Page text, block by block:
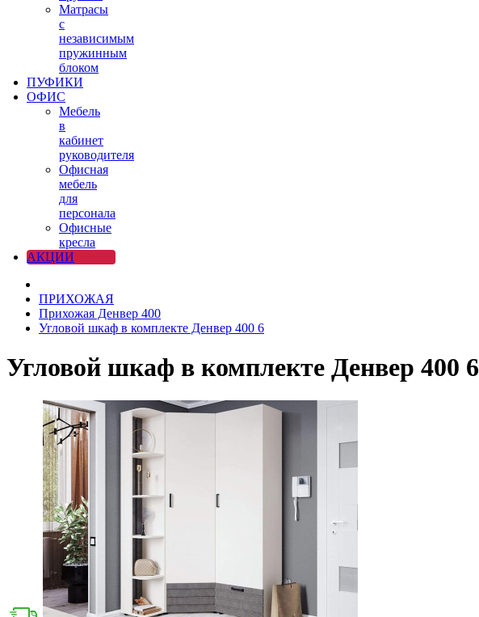
Матрасы
с
независимым
пружинным
блоком
ПУФИКИ
ОФИС
Мебель
в
кабинет
руководителя
Офисная
мебель
для
персонала
Офисные
кресла
АКЦИИ
ПРИХОЖАЯ
Прихожая Денвер 400
Угловой шкаф в комплекте Денвер 400 6
Угловой шкаф в комплекте Денвер 400 6